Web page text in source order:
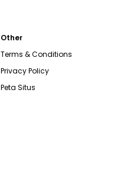
Other
Terms & Conditions
Privacy Policy
Peta Situs